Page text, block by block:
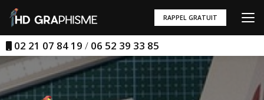
au
contenu
principal
02 21 07 84 19 / 06 52 39 33 85
RAPPEL GRATUIT